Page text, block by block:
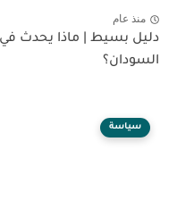
منذ عام
دليل بسيط | ماذا يحدث في
السودان؟
سياسة